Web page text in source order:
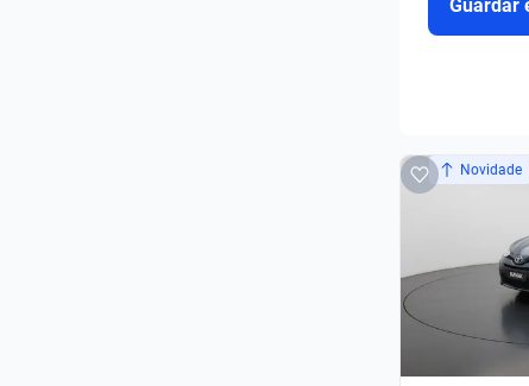
Guardar
Novidade